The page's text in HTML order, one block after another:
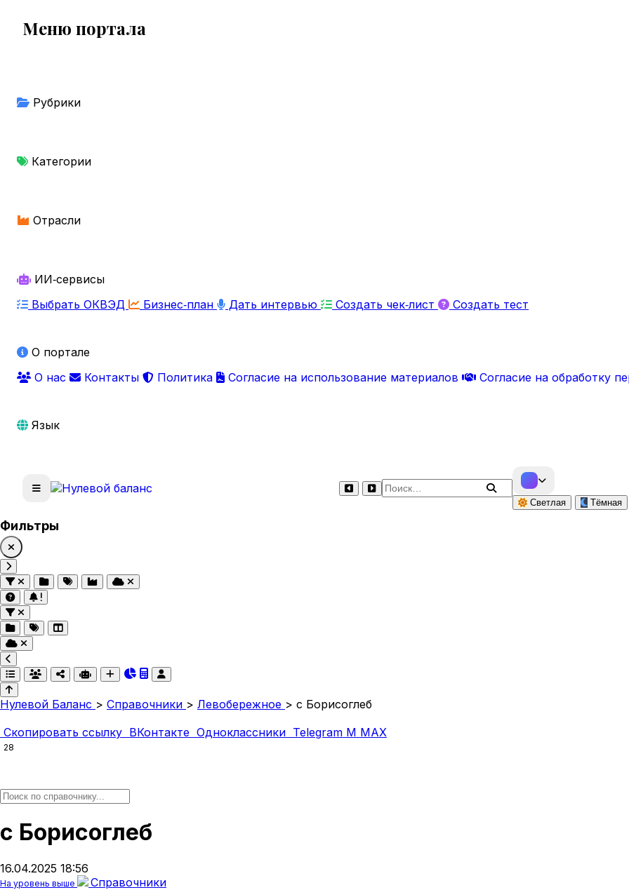
Меню портала
Рубрики
Категории
Отрасли
ИИ‑сервисы
Выбрать ОКВЭД
Бизнес‑план Дать интервью Создать чек‑лист Создать тест
О портале
О нас
Контакты Политика Согласие на использование материалов Согласие на обработку
Язык
Поиск по сайту
Светлая Тёмная
Фильтры
Нулевой Баланс > Справочники > Левобережное > с Борисоглеб
Скопировать ссылку ВКонтакте Одноклассники Telegram M MAX
28
с Борисоглеб
16.04.2025 18:56
На уровень выше
Справочники